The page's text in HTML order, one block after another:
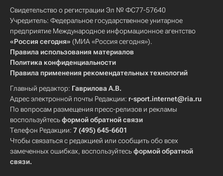
Свидетельство о регистрации Эл № ФС77-57640
Учредитель: Федеральное государственное унитарное
предприятие Международное информационное агентство
«Россия сегодня» (МИА «Россия сегодня»).
Правила использования материалов
Политика конфиденциальности
Правила применения рекомендательных технологий
Главный редактор: Гаврилова А.В.
Адрес электронной почты Редакции: r-sport.internet@ria.ru
По вопросам размещения пресс-релизов и рекламы
воспользуйтесьформой обратной связи
Телефон Редакции: 7 (495) 645-6601
Чтобы связаться с редакцией или сообщить обо всех
замеченных ошибках, воспользуйтесьформой обратной
связи.